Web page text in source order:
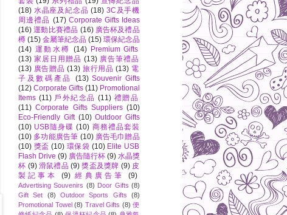
(18) 水晶座及紀念品 (18) 3C及手機
周邊禮品 (17) Corporate Gifts Ideas
(16) 運動比賽禮品 (16) 廣告杯及禮品
樽 (15) 金屬筆紀念品 (15) 環保紀念品
(14) 運動水樽 (14) Premium Gifts
(13) 家居日用贈品 (13) 廣告筆禮品
(13) 廣告贈品 (13) 旅行用品 (13) 電
子及數碼產品
(13) Souvenir Gifts
(12) Corporate Gifts (11) Promotional
Items (11) 戶外紀念品 (11) 禮贈品
(11) Corporate Gifts Suppliers (10)
Eco-Friendly Gift (10) Outdoor Gifts
(10) USB隨身碟 (10) 商務禮品套裝
(10) 多功能廣告筆 (10) 廣告毛巾贈品
(10) 獎盃 (10) 環保袋 (10) Elite USB
Flash Drive (9) 廣告隨行杯 (9) 水晶獎
杯 (9) 滑鼠禮品 (9) 獎盃及獎牌 (9) 皮
製記事本
(9) 經典廣告筆 (9)
Advertising Souvenirs (8) Door Gifts (8)
Gift Set
(8) Outdoor Sports Gifts
(8)
Promotional Towel (8) Travel Gifts (8) 便